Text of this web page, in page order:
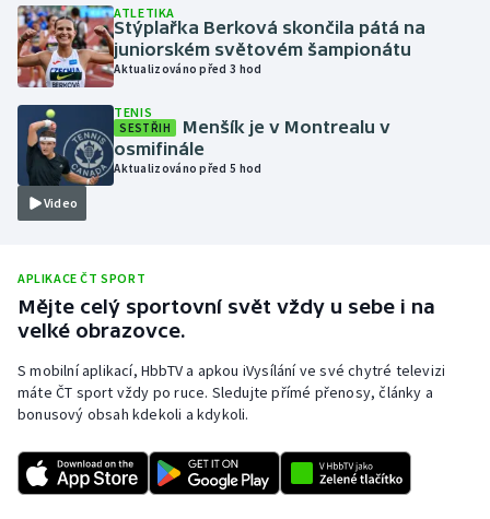
Moderní pětiboj
Motorsport
Olympijské hry
Parasport
Plážový volejbal
Ragby
Rychlobruslení
Short track
ATLETIKA
Stýplařka Berková skončila pátá na
juniorském světovém šampionátu
Aktualizováno před 3 hod
Video
TENIS
SESTŘIH
Menšík je v Montrealu v
osmifinále
Aktualizováno před 5 hod
APLIKACE ČT SPORT
Mějte celý sportovní svět vždy u sebe i na
velké obrazovce.
S mobilní aplikací, HbbTV a apkou iVysílání ve své chytré televizi
máte ČT sport vždy po ruce. Sledujte přímé přenosy, články a
bonusový obsah kdekoli a kdykoli.